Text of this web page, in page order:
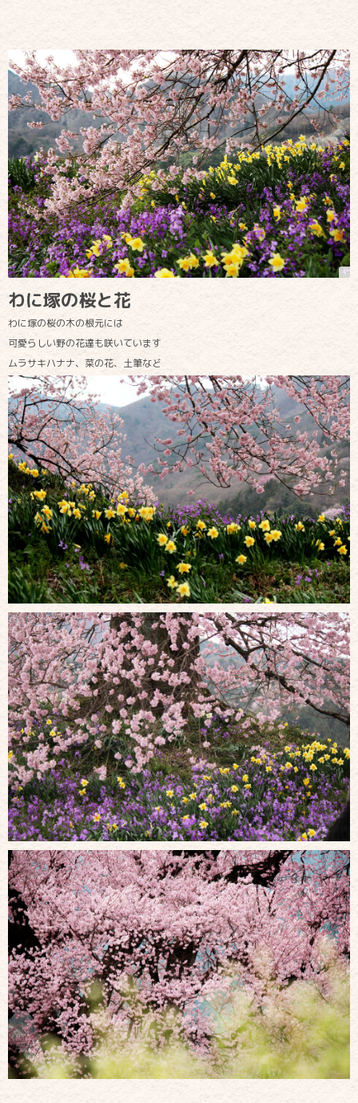
わに塚の桜と花
わに塚の桜の木の根元には
可愛らしい野の花達も咲いています
ムラサキハナナ、菜の花、土筆など